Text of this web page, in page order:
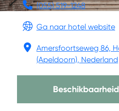
(055) 519-1248
Ga naar hotel website
Amersfoortseweg 86,
(Apeldoorn), Nederland